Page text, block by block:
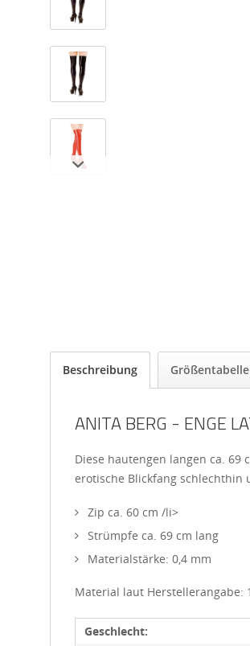
Beschreibung
ANITA BERG - ENGE
Diese hautengen langen ca. 69
erotische Blickfang schlechthin
Zip ca. 60 cm /li>
Strümpfe ca. 69 cm lang
Materialstärke: 0,4 mm
Material laut Herstellerangabe:
Geschlecht: